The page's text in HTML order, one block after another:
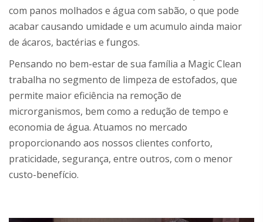
com panos molhados e água com sabão, o que pode
acabar causando umidade e um acumulo ainda maior
de ácaros, bactérias e fungos.
Pensando no bem-estar de sua família a Magic Clean
trabalha no segmento de limpeza de estofados, que
permite maior eficiência na remoção de
microrganismos, bem como a redução de tempo e
economia de água. Atuamos no mercado
proporcionando aos nossos clientes conforto,
praticidade, segurança, entre outros, com o menor
custo-benefício.